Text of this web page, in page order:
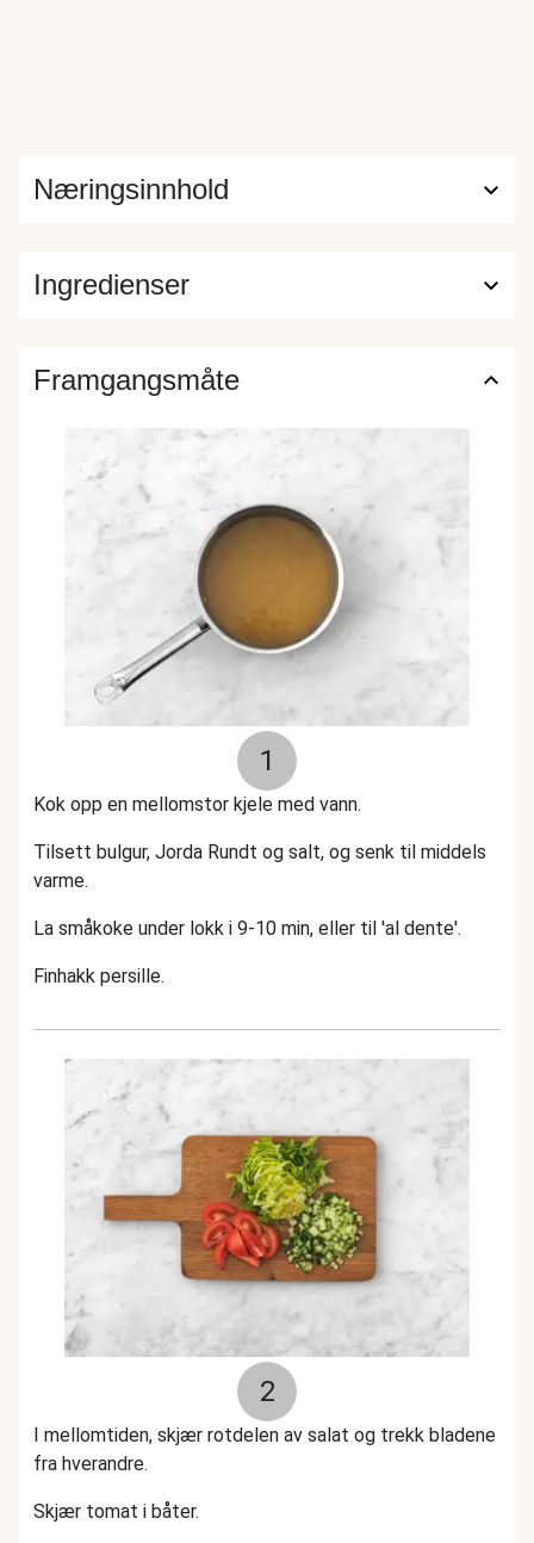
Ingredienser
Næringsinnhold
Framgangsmåte
1
Kok opp en mellomstor kjele med vann.
Tilsett bulgur, Jorda Rundt og salt, og senk til middels
varme.
La småkoke under lokk i 9-10 min, eller til 'al dente'.
Finhakk persille.
2
I mellomtiden, skjær rotdelen av salat og trekk bladene
fra hverandre.
Skjær tomat i båter.